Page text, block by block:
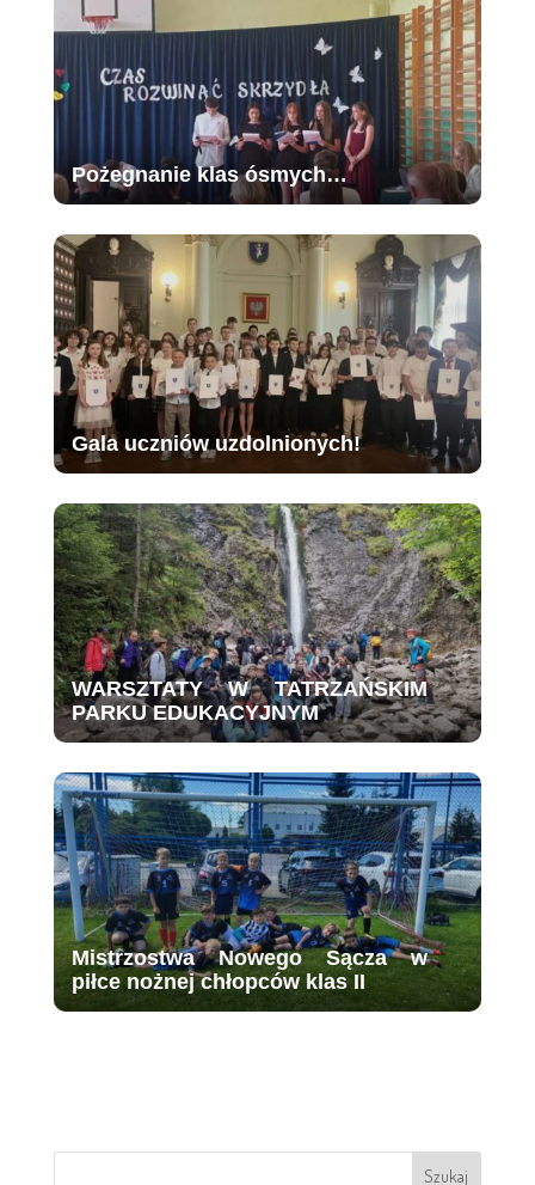
Pożegnanie klas ósmych…
Gala uczniów uzdolnionych!
WARSZTATY W TATRZAŃSKIM
PARKU EDUKACYJNYM
Mistrzostwa Nowego Sącza w
piłce nożnej chłopców klas II